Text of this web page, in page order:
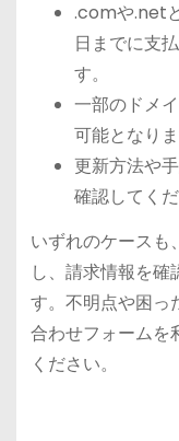
.comや.net
日までに支
す。
一部のドメ
可能となりま
更新方法や
確認してくだ
いずれのケースも
し、請求情報を確
す。不明点や困っ
合わせフォームを
ください。